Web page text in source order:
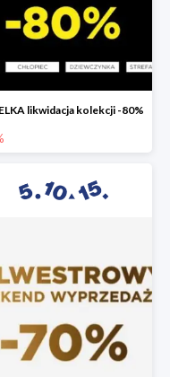
likwidacja kolekcji -80%